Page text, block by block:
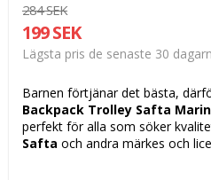
284 SEK
199 SEK
Lägsta pris de senaste 30
Barnen förtjänar det bästa,
Backpack Trolley Safta
perfekt för alla som söker
Safta och andra märkes och